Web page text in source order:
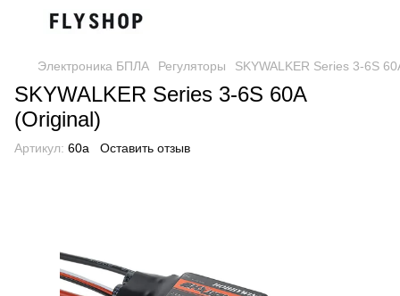
Электроника БПЛА Регуляторы SKYWALKER Series 3-6S
SKYWALKER Series 3-6S 60A
(Original)
Артикул: 60a Оставить отзыв